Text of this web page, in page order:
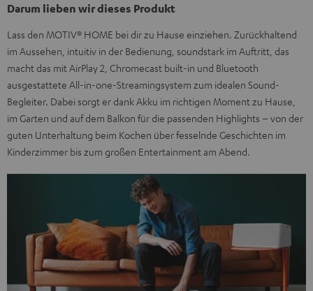
Darum lieben wir dieses Produkt
Lass den MOTIV® HOME bei dir zu Hause einziehen. Zurückhaltend
im Aussehen, intuitiv in der Bedienung, soundstark im Auftritt, das
macht das mit AirPlay 2, Chromecast built-in und Bluetooth
ausgestattete All-in-one-Streamingsystem zum idealen Sound-
Begleiter. Dabei sorgt er dank Akku im richtigen Moment zu Hause,
im Garten und auf dem Balkon für die passenden Highlights – von der
guten Unterhaltung beim Kochen über fesselnde Geschichten im
Kinderzimmer bis zum großen Entertainment am Abend.